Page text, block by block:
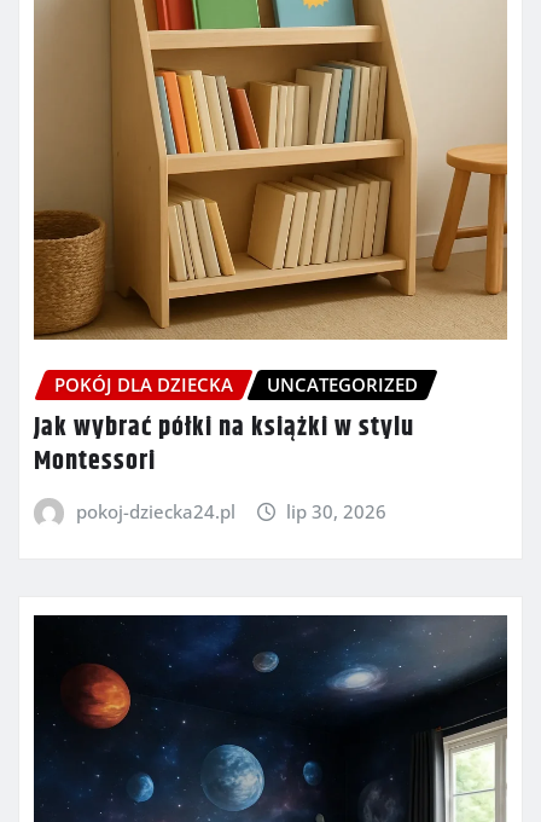
POKÓJ DLA DZIECKA UNCATEGORIZED
Jak wybrać półki na książki w stylu
Montessori
pokoj-dziecka24.pl lip 30, 2026